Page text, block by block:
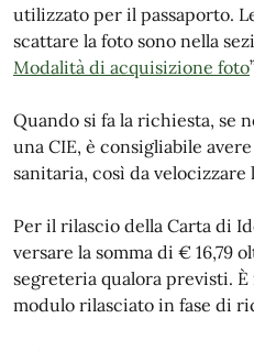
utilizzato per il passaporto.
scattare la foto sono nella
Modalità di acquisizione foto
Quando si fa la richiesta, se
una CIE, è consigliabile
sanitaria, così da
Per il rilascio della Carta di
versare la somma di € 16,79
segreteria qualora previsti.
modulo rilasciato in fase di